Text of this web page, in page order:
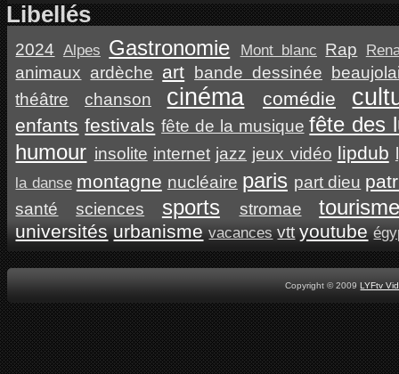
Libellés
2024 Alpes Gastronomie Mont blanc Rap
animaux ardèche art bande dessinée
théâtre
chanson cinéma comédie
enfants festivals fête de la musique fête des
humour insolite internet jazz jeux vidéo lipdub
la danse montagne nucléaire paris part dieu
santé sciences sports stromae
universités urbanisme vacances vtt youtube
Copyright © 2009LYFtv